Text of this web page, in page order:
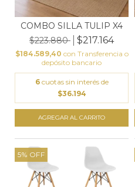
COMBO SILLA TULIP X4
$223.880
$217.164
$184.589,40 con Transferencia o
depósito bancario
6 cuotas sin interés de
$36.194
5% OFF